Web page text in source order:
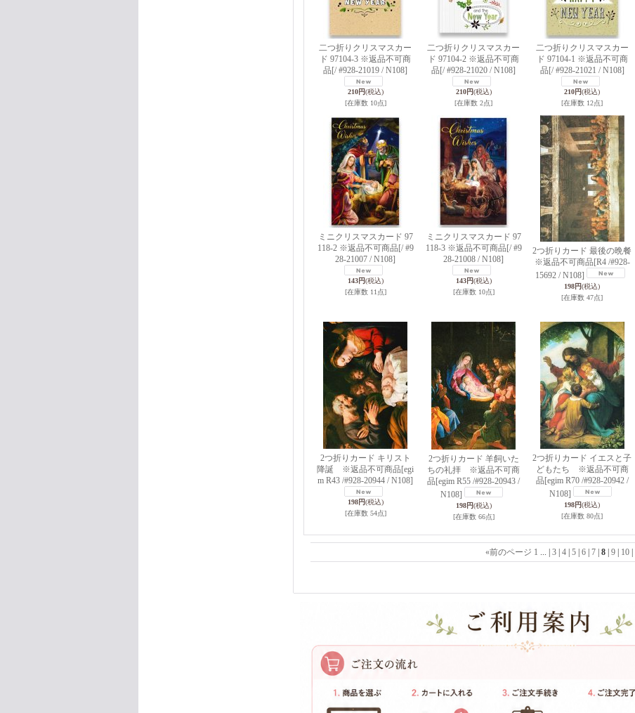
二つ折りクリスマスカー
ド 97104-3 ※返品不可商
品 [/ #928-21019 / N108]
210円(税込)
[在庫数 10点]
二つ折りクリスマスカー
ド 97104-2 ※返品不可商
品 [/ #928-21020 / N108]
210円(税込)
[在庫数 2点]
二つ折りクリスマスカー
ド 97104-1 ※返品不可商
品 [/ #928-21021 / N108]
210円(税込)
[在庫数 12点]
ミニクリスマスカード 97
118-2 ※返品不可商品 [/ #9
28-21007 / N108]
143円(税込)
[在庫数 11点]
ミニクリスマスカード 97
118-3 ※返品不可商品 [/ #9
28-21008 / N108]
143円(税込)
[在庫数 10点]
2つ折りカード 最後の晩餐
※返品不可商品 [R4 /#928-
15692 / N108]
198円(税込)
[在庫数 47点]
2つ折りカード キリスト
降誕 ※返品不可商品 [egi
m R43 /#928-20944 / N108]
198円(税込)
[在庫数 54点]
2つ折りカード 羊飼いた
ちの礼拝 ※返品不可商
品 [egim R55 /#928-20943 /
N108]
198円(税込)
[在庫数 66点]
2つ折りカード イエスと子
どもたち ※返品不可商
品 [egim R70 /#928-20942 /
N108]
198円(税込)
[在庫数 80点]
«前のページ 1 ... 3 4 5 6 7 8 9 10